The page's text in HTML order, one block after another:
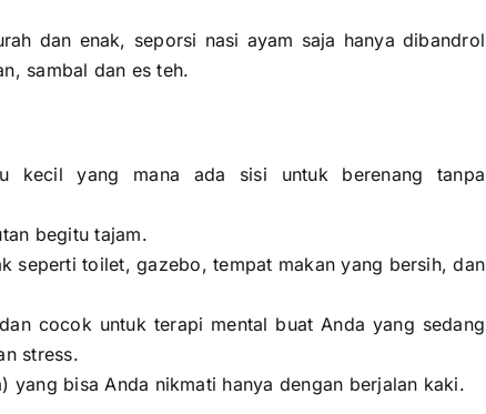
dan enak, seporsi nasi ayam saja hanya dibandrol
sambal dan es teh.
kecil yang mana ada sisi untuk berenang tanpa
begitu tajam.
seperti toilet, gazebo, tempat makan yang bersih, dan
cocok untuk terapi mental buat Anda yang sedang
stress.
yang bisa Anda nikmati hanya dengan berjalan kaki.